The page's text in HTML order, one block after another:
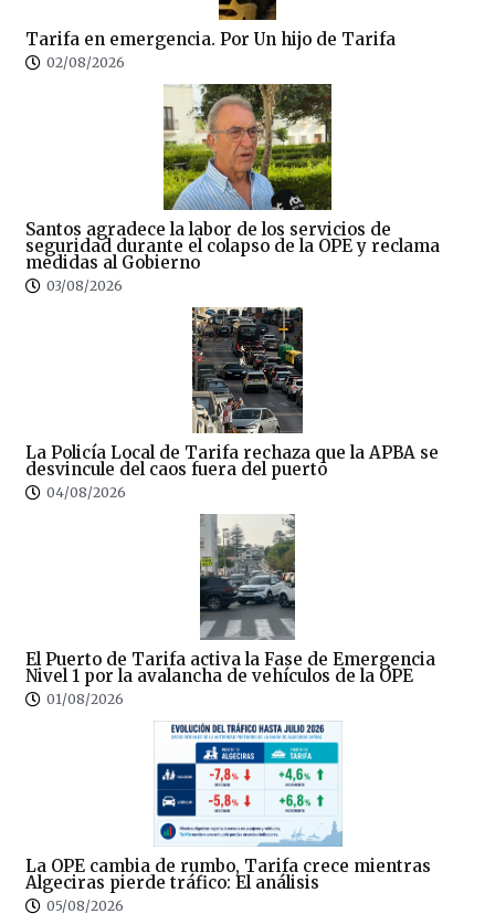
Tarifa en emergencia. Por Un hijo de Tarifa
02/08/2026
Santos agradece la labor de los servicios de
seguridad durante el colapso de la OPE y reclama
medidas al Gobierno
03/08/2026
La Policía Local de Tarifa rechaza que la APBA se
desvincule del caos fuera del puerto
04/08/2026
El Puerto de Tarifa activa la Fase de Emergencia
Nivel 1 por la avalancha de vehículos de la OPE
01/08/2026
La OPE cambia de rumbo, Tarifa crece mientras
Algeciras pierde tráfico: El análisis
05/08/2026